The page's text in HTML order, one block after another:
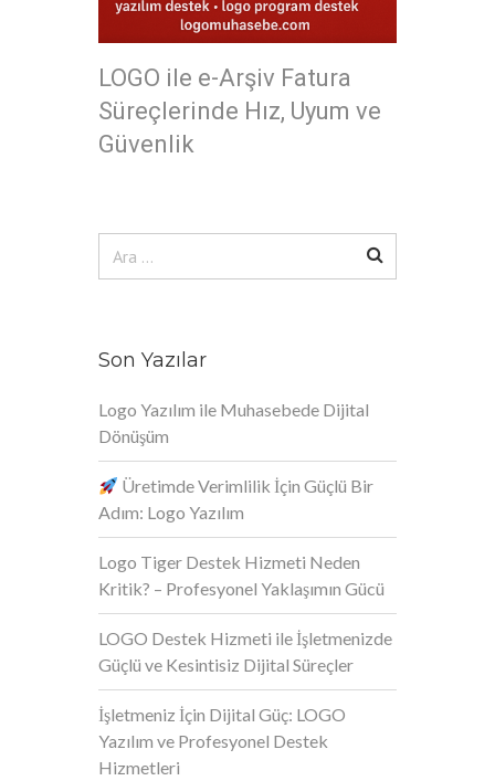
LOGO ile e-Arşiv Fatura
Süreçlerinde Hız, Uyum ve
Güvenlik
Son Yazılar
Logo Yazılım ile Muhasebede Dijital
Dönüşüm
Üretimde Verimlilik İçin Güçlü Bir
Adım: Logo Yazılım
Logo Tiger Destek Hizmeti Neden
Kritik? – Profesyonel Yaklaşımın Gücü
LOGO Destek Hizmeti ile İşletmenizde
Güçlü ve Kesintisiz Dijital Süreçler
İşletmeniz İçin Dijital Güç: LOGO
Yazılım ve Profesyonel Destek
Hizmetleri